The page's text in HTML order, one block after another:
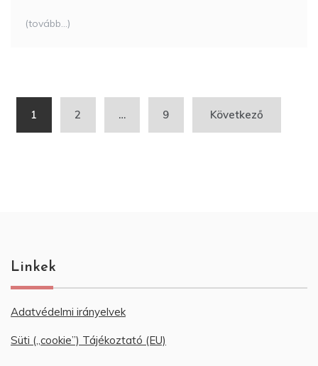
(tovább…)
Bejegyzés
navigáció
1 2 … 9 Következő
Linkek
Adatvédelmi irányelvek
Süti („cookie”) Tájékoztató (EU)